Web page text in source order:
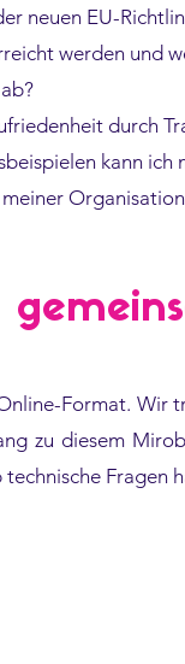
neuen EU-
werden und
durch
kann ich
Format.
zu diesem
Fragen